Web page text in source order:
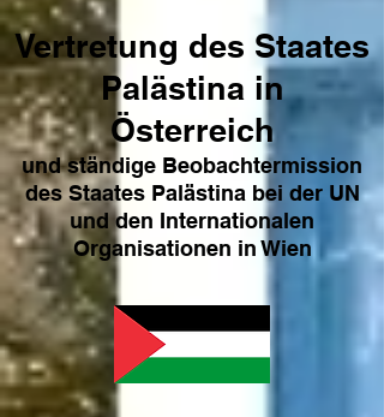
Vertretung des Staates
Palästina in
Österreich
und ständige Beobachtermission
des Staates Palästina bei der UN
und den Internationalen
Organisationen in Wien